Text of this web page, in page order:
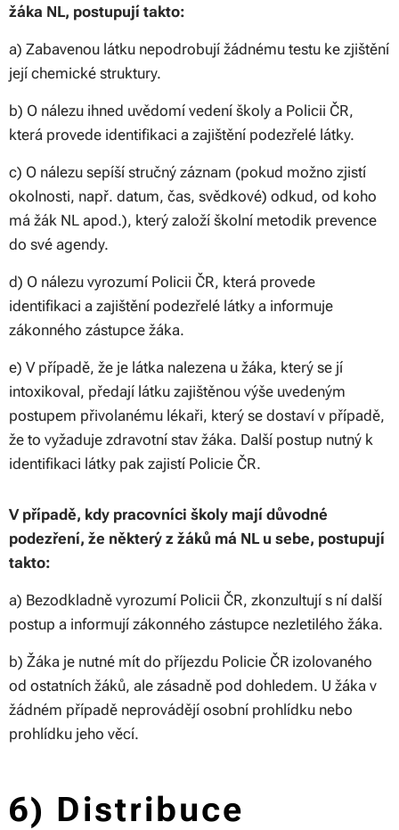
žáka NL, postupují takto:
a) Zabavenou látku nepodrobují žádnému testu ke zjištění
její chemické struktury.
b) O nálezu ihned uvědomí vedení školy a Policii ČR,
která provede identifikaci a zajištění podezřelé látky.
c) O nálezu sepíší stručný záznam (pokud možno zjistí
okolnosti, např. datum, čas, svědkové) odkud, od koho
má žák NL apod.), který založí školní metodik prevence
do své agendy.
d) O nálezu vyrozumí Policii ČR, která provede
identifikaci a zajištění podezřelé látky a informuje
zákonného zástupce žáka.
e) V případě, že je látka nalezena u žáka, který se jí
intoxikoval, předají látku zajištěnou výše uvedeným
postupem přivolanému lékaři, který se dostaví v případě,
že to vyžaduje zdravotní stav žáka. Další postup nutný k
identifikaci látky pak zajistí Policie ČR.
V případě, kdy pracovníci školy mají důvodné
podezření, že některý z žáků má NL u sebe, postupují
takto:
a) Bezodkladně vyrozumí Policii ČR, zkonzultují s ní další
postup a informují zákonného zástupce nezletilého žáka.
b) Žáka je nutné mít do příjezdu Policie ČR izolovaného
od ostatních žáků, ale zásadně pod dohledem. U žáka v
žádném případě neprovádějí osobní prohlídku nebo
prohlídku jeho věcí.
6) Distribuce